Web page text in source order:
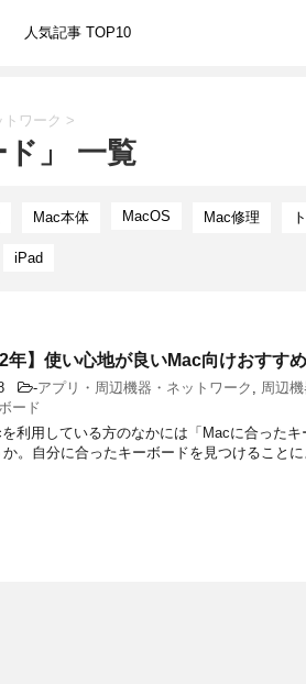
人気記事 TOP10
ワーク >
ド」 一覧
Mac本体 MacOS Mac修理
iPad
年】使い心地が良いMac向けおすす
-アプリ・周辺機器・ネットワーク , 周辺機
ード
利用している方のなかには「Macに合った
。自分に合ったキーボードを見つけること